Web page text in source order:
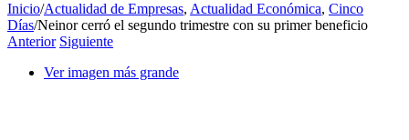
Inicio/Actualidad de Empresas, Actualidad Económica, Cinco
Días/Neinor cerró el segundo trimestre con su primer beneficio
Anterior Siguiente
Ver imagen más grande